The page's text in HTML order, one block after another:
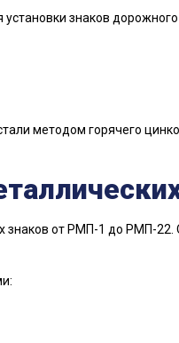
знаков
методом горячего
знаков от РМП-1 до РМП-22.